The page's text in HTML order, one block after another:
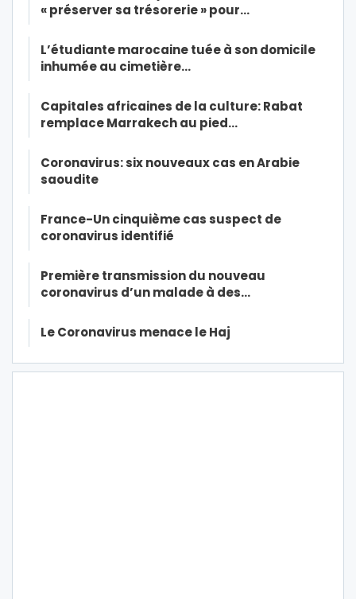
« préserver sa trésorerie » pour…
L’étudiante marocaine tuée à son domicile
inhumée au cimetière…
Capitales africaines de la culture: Rabat
remplace Marrakech au pied…
Coronavirus: six nouveaux cas en Arabie
saoudite
France-Un cinquième cas suspect de
coronavirus identifié
Première transmission du nouveau
coronavirus d’un malade à des…
Le Coronavirus menace le Haj